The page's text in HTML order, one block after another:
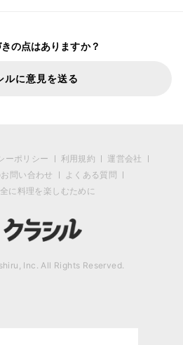
の点はありますか？
ルに意見を送る
ーポリシー 利用規約
運営会社
問い合わせ
よくある質問
に料理を楽しむために
Inc. All Rights Reserved.